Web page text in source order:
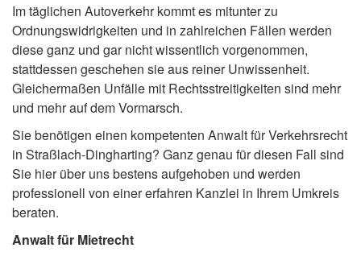
Im täglichen Autoverkehr kommt es mitunter zu
Ordnungswidrigkeiten und in zahlreichen Fällen werden
diese ganz und gar nicht wissentlich vorgenommen,
stattdessen geschehen sie aus reiner Unwissenheit.
Gleichermaßen Unfälle mit Rechtsstreitigkeiten sind mehr
und mehr auf dem Vormarsch.
Sie benötigen einen kompetenten Anwalt für Verkehrsrecht
in Straßlach-Dingharting? Ganz genau für diesen Fall sind
Sie hier über uns bestens aufgehoben und werden
professionell von einer erfahren Kanzlei in Ihrem Umkreis
beraten.
Anwalt für Mietrecht